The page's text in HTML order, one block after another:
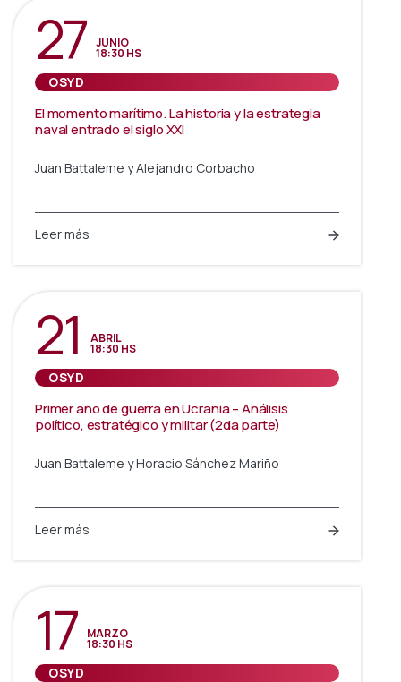
27 JUNIO
18:30 HS
OSYD
El momento marítimo. La historia y la estrategia
naval entrado el siglo XXI
Juan Battaleme y Alejandro Corbacho
Leer más
21 ABRIL
18:30 HS
OSYD
Primer año de guerra en Ucrania – Análisis
político, estratégico y militar (2da parte)
Juan Battaleme y Horacio Sánchez Mariño
Leer más
17 MARZO
18:30 HS
OSYD